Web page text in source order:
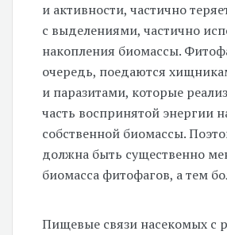
и активности, частично
с выделениями, частично
накопления биомассы.
очередь, поедаются
и паразитами, которые
часть воспринятой энергии
собственной биомассы.
должна быть существенно
биомасса фитофагов, а тем
Пищевые связи насекомых с